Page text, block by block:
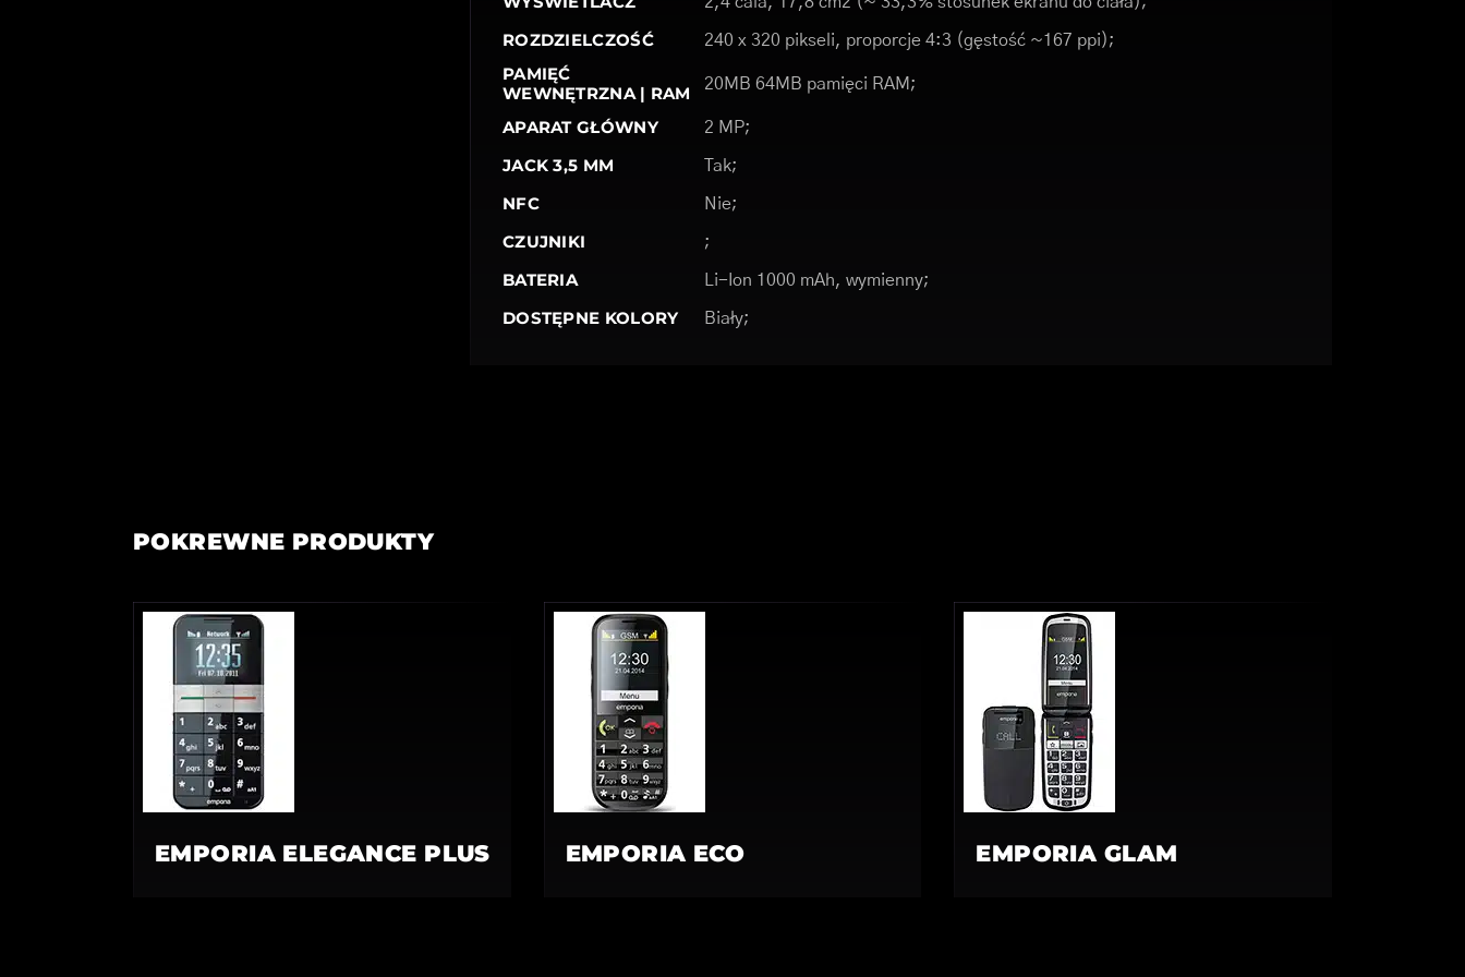
ROZDZIELCZOŚĆ 240 x 320 pikseli, proporcje 4:3 (gęstość ~167 ppi);
PAMIĘĆ
WEWNĘTRZNA | RAM
20MB 64MB pamięci RAM;
APARAT GŁÓWNY 2 MP;
JACK 3,5 MM Tak;
NFC Nie;
CZUJNIKI ;
BATERIA Li-Ion 1000 mAh, wymienny;
DOSTĘPNE KOLORY Biały;
POKREWNE PRODUKTY
EMPORIA ELEGANCE PLUS EMPORIA ECO EMPORIA GLAM